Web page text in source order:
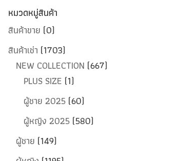
หมวดหมู่สินค้า
สินค้าขาย (0)
สินค้าเช่า (1703)
NEW COLLECTION (667)
PLUS SIZE (1)
ผู้ชาย 2025 (60)
ผู้หญิง 2025 (580)
ผู้ชาย (149)